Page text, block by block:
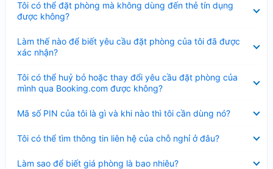
Tôi có thể đặt phòng mà không dùng đến thẻ tín dụng
được không?
thu
gọn
Làm thế nào để biết yêu cầu đặt phòng của tôi đã được
xác nhận?
thu
gọn
Tôi có thể huỷ bỏ hoặc thay đổi yêu cầu đặt phòng của
mình qua Booking.com được không?
thu
gọn
Mã số PIN của tôi là gì và khi nào thì tôi cần dùng nó?
thu
Tôi có thể tìm thông tin liên hệ của chỗ nghỉ ở đâu?
thu
Làm sao để biết giá phòng là bao nhiêu?
thu